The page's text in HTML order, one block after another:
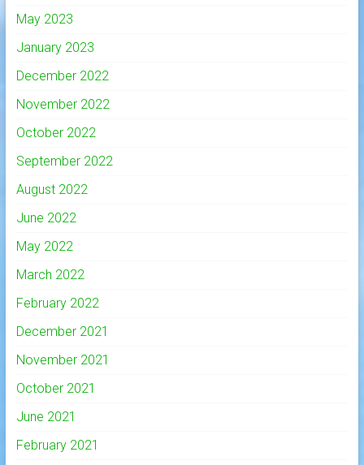
May 2023
January 2023
December 2022
November 2022
October 2022
September 2022
August 2022
June 2022
May 2022
March 2022
February 2022
December 2021
November 2021
October 2021
June 2021
February 2021